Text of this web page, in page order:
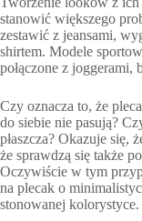
stanowić większego
zestawić z jeansami,
shirtem. Modele
połączone z joggerami,
Czy oznacza to, że
do siebie nie pasują?
płaszcza? Okazuje się,
że sprawdzą się także
Oczywiście w tym
na plecak o
stonowanej